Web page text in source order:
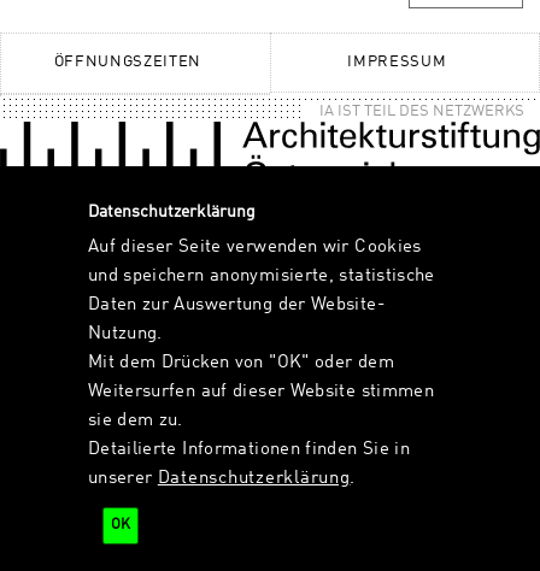
ÖFFNUNGSZEITEN IMPRESSUM
IA IST TEIL DES NETZWERKS
Datenschutzerklärung
Auf dieser Seite verwenden wir Cookies
und speichern anonymisierte, statistische
Daten zur Auswertung der Website-
Nutzung.
Mit dem Drücken von "OK" oder dem
Weitersurfen auf dieser Website stimmen
sie dem zu.
Detailierte Informationen finden Sie in
unserer Datenschutzerklärung.
OK